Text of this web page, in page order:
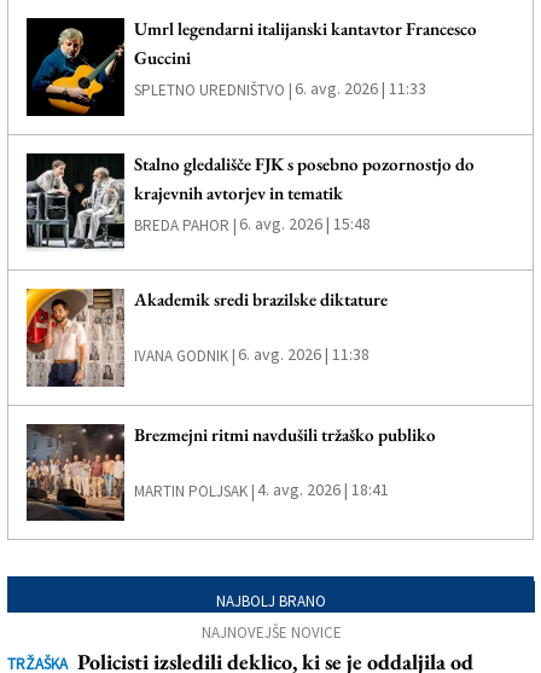
Umrl legendarni italijanski kantavtor Francesco
Guccini
SPLETNO UREDNIŠTVO | 6. avg. 2026 | 11:33
Stalno gledališče FJK s posebno pozornostjo do
krajevnih avtorjev in tematik
BREDA PAHOR | 6. avg. 2026 | 15:48
Akademik sredi brazilske diktature
IVANA GODNIK | 6. avg. 2026 | 11:38
Brezmejni ritmi navdušili tržaško publiko
MARTIN POLJSAK |4. avg. 2026 | 18:41
NAJBOLJ BRANO
NAJNOVEJŠE NOVICE
TRŽAŠKA Policisti izsledili deklico, ki se je oddaljila od